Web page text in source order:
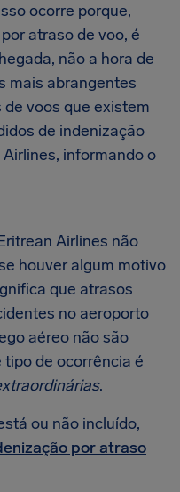
ocorre porque,
atraso de voo, é
não a hora de
mais abrangentes
voos que existem
de indenização
informando o
Airlines não
houver algum motivo
que atrasos
no aeroporto
aéreo não são
de ocorrência é
.
ou não incluído,
por atraso